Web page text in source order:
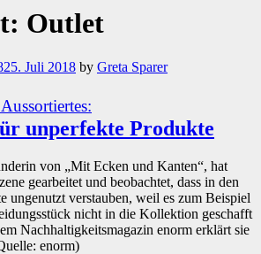
Outlet
25. Juli 2018 by Greta Sparer
unperfekte Produkte
von „Mit Ecken und Kanten“, hat
gearbeitet und beobachtet, dass in den
ungenutzt verstauben, weil es zum Beispiel
nicht in die Kollektion geschafft
Nachhaltigkeitsmagazin enorm erklärt sie
enorm)